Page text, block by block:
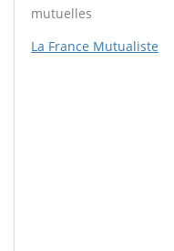
mutuelles
La France Mutualiste